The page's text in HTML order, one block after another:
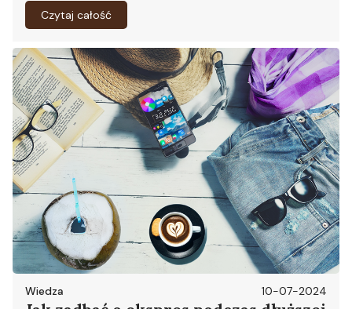
Czytaj całość
Wiedza 10-07-2024